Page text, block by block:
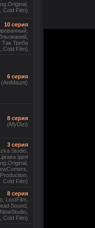
Cold Film)
10 серия
Так Треба
Cold Film)
6 серия
(AniMaunt)
8 серия
(MyDizi)
3 серия
Studio,
Ідея
Cold Film)
8 серия
LostFilm,
Sound,
Cold Film)